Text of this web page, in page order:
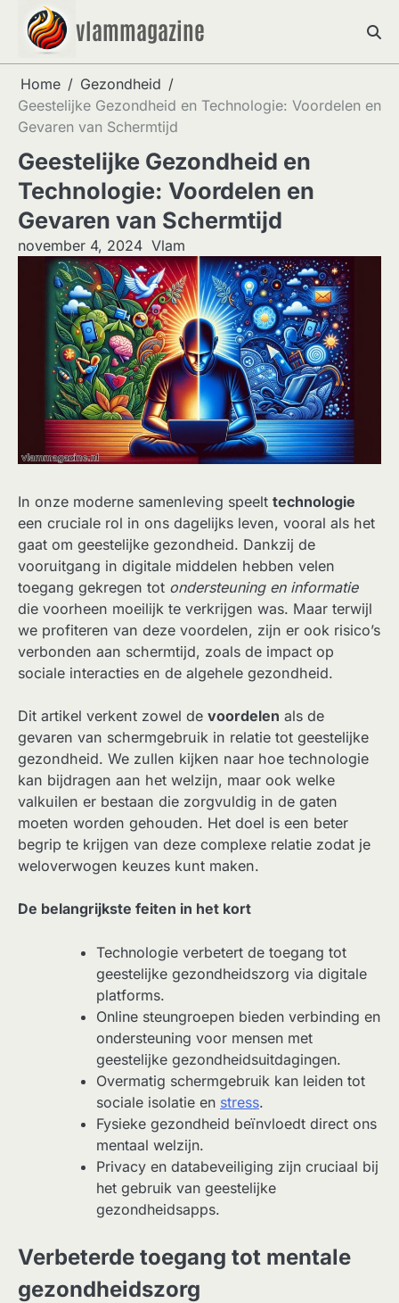
content
vlammagazine
Home
Gezondheid
Geestelijke Gezondheid en Technologie: Voordelen en
Gevaren van Schermtijd
Geestelijke Gezondheid en
Technologie: Voordelen en
Gevaren van Schermtijd
november 4, 2024 Vlam
In onze moderne samenleving speelt technologie
een cruciale rol in ons dagelijks leven, vooral als het
gaat om geestelijke gezondheid. Dankzij de
vooruitgang in digitale middelen hebben velen
toegang gekregen tot ondersteuning en informatie
die voorheen moeilijk te verkrijgen was. Maar terwijl
we profiteren van deze voordelen, zijn er ook risico’s
verbonden aan schermtijd, zoals de impact op
sociale interacties en de algehele gezondheid.
Dit artikel verkent zowel de voordelen als de
gevaren van schermgebruik in relatie tot geestelijke
gezondheid. We zullen kijken naar hoe technologie
kan bijdragen aan het welzijn, maar ook welke
valkuilen er bestaan die zorgvuldig in de gaten
moeten worden gehouden. Het doel is een beter
begrip te krijgen van deze complexe relatie zodat je
weloverwogen keuzes kunt maken.
De belangrijkste feiten in het kort
Technologie verbetert de toegang tot
geestelijke gezondheidszorg via digitale
platforms.
Online steungroepen bieden verbinding en
ondersteuning voor mensen met
geestelijke gezondheidsuitdagingen.
Overmatig schermgebruik kan leiden tot
sociale isolatie en stress.
Fysieke gezondheid beïnvloedt direct ons
mentaal welzijn.
Privacy en databeveiliging zijn cruciaal bij
het gebruik van geestelijke
gezondheidsapps.
Verbeterde toegang tot mentale
gezondheidszorg